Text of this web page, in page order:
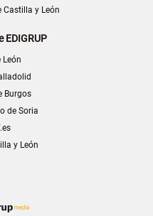
y León
EDIGRUP
León
Burgos
de Soria
y León